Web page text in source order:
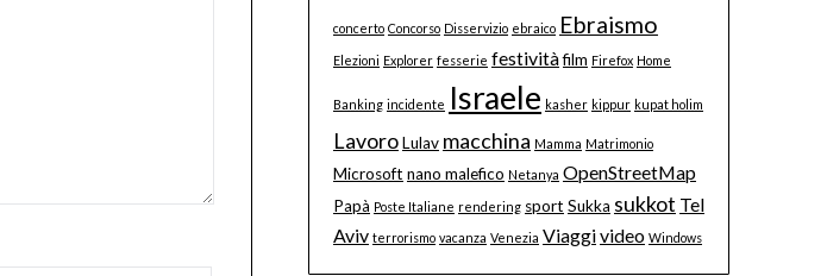
concerto Concorso Disservizio ebraico Ebraismo
Elezioni Explorer fesserie festivitàfilm Firefox Home
Banking incidente Israele kasher kippur kupat holim
LavoroLulav macchina Mamma Matrimonio
Microsoft nano malefico Netanya OpenStreetMap
Papà Poste Italiane rendering sport Sukka sukkot Tel
Aviv terrorismo vacanza Venezia Viaggivideo Windows